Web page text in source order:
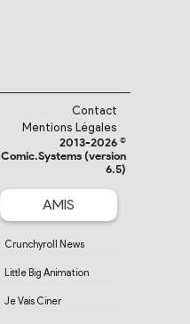
Contact
Mentions Légales
2013-2026 ©
Comic.Systems (version
6.5)
AMIS
Crunchyroll News
Little Big Animation
Je Vais Ciner